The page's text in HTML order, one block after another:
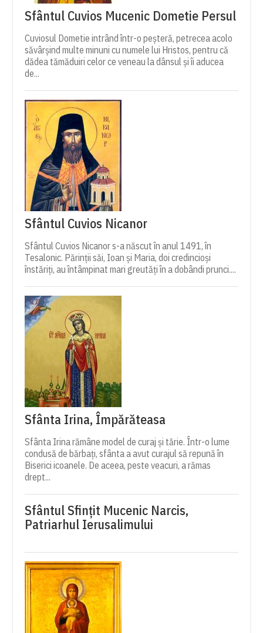
Sfântul Cuvios Mucenic Dometie Persul
Cuviosul Dometie intrând într-o peșteră, petrecea acolo
săvârșind multe minuni cu numele lui Hristos, pentru că
dădea tămăduiri celor ce veneau la dânsul și îi aducea
de...
Sfântul Cuvios Nicanor
Sfântul Cuvios Nicanor s-a născut în anul 1491, în
Tesalonic. Părinții săi, Ioan și Maria, doi credincioși
înstăriți, au întâmpinat mari greutăți în a dobândi prunci....
Sfânta Irina, Împărăteasa
Sfânta Irina rămâne model de curaj și tărie. Într-o lume
condusă de bărbați, sfânta a avut curajul să repună în
Biserici icoanele. De aceea, peste veacuri, a rămas
drept...
Sfântul Sfinţit Mucenic Narcis,
Patriarhul Ierusalimului